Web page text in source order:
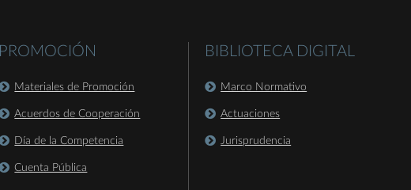
PROMOCIÓN
Materiales de Promoción
Acuerdos de Cooperación
Día de la Competencia
Cuenta Pública
BIBLIOTECA DIGITAL
Marco Normativo
Actuaciones
Jurisprudencia